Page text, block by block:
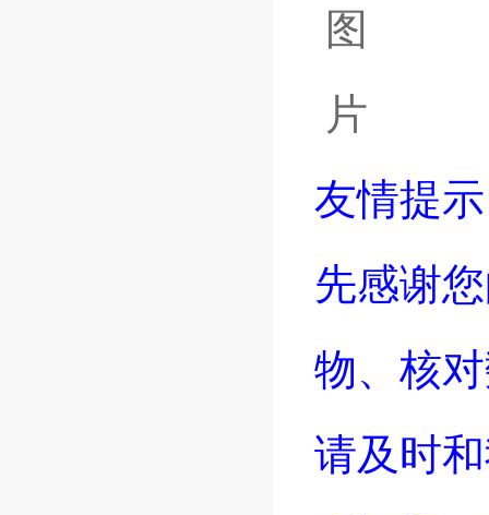
友情提
先感谢
物、核
请及时